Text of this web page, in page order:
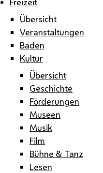
Übersicht
Veranstaltungen
Baden
Kultur
Übersicht
Geschichte
Förderungen
Museen
Musik
Film
Bühne & Tanz
Lesen